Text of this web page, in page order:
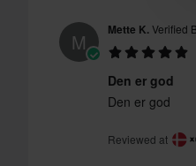
M Mette K.Verified
Den er god
Den er god
Reviewed at